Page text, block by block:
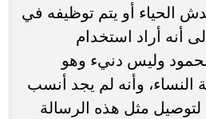
الحياء أو يتم توظيفه في
أنه أراد استخدام
وليس دنيء وهو
النساء، وأنه لم يجد أنسب
مثل هذه الرسالة